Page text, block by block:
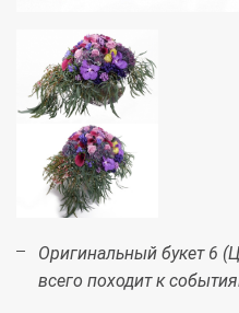
Оригинальный букет 6
всего походит к